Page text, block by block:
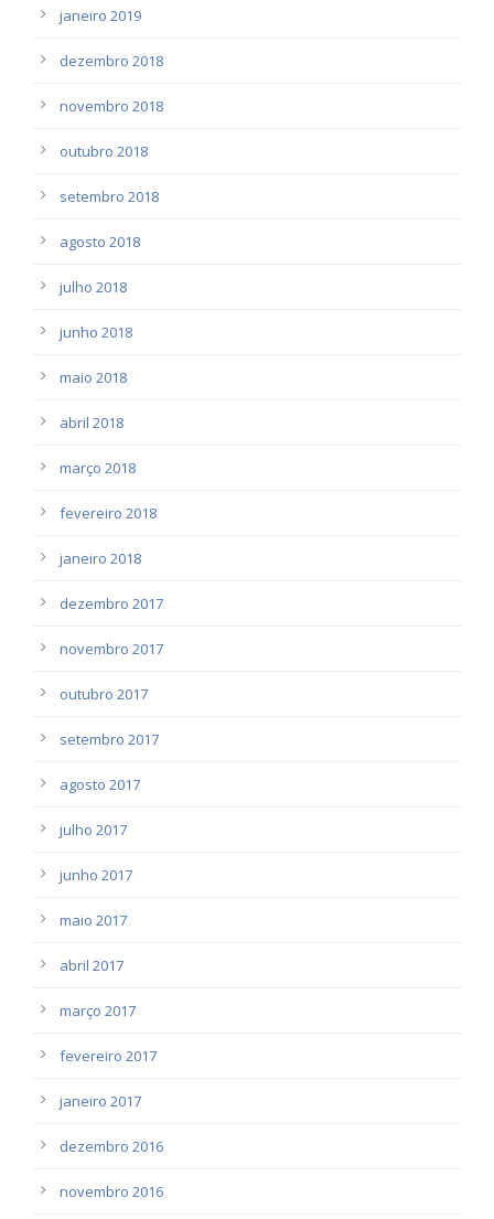
janeiro 2019
dezembro 2018
novembro 2018
outubro 2018
setembro 2018
agosto 2018
julho 2018
junho 2018
maio 2018
abril 2018
março 2018
fevereiro 2018
janeiro 2018
dezembro 2017
novembro 2017
outubro 2017
setembro 2017
agosto 2017
julho 2017
junho 2017
maio 2017
abril 2017
março 2017
fevereiro 2017
janeiro 2017
dezembro 2016
novembro 2016